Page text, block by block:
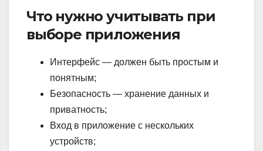
Что нужно учитывать при
выборе приложения
Интерфейс — должен быть простым и
понятным;
Безопасность — хранение данных и
приватность;
Вход в приложение с нескольких
устройств;